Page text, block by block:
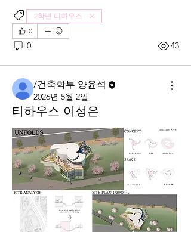
2학년 티하우스
0
0 43
/건축학부 양윤석
2026년 5월 2일
티하우스 이성은